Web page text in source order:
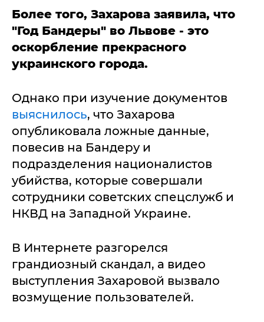
Более того, Захарова заявила, что
"Год Бандеры" во Львове - это
оскорбление прекрасного
украинского города.
Однако при изучение документов
выяснилось, что Захарова
опубликовала ложные данные,
повесив на Бандеру и
подразделения националистов
убийства, которые совершали
сотрудники советских спецслужб и
НКВД на Западной Украине.
В Интернете разгорелся
грандиозный скандал, а видео
выступления Захаровой вызвало
возмущение пользователей.